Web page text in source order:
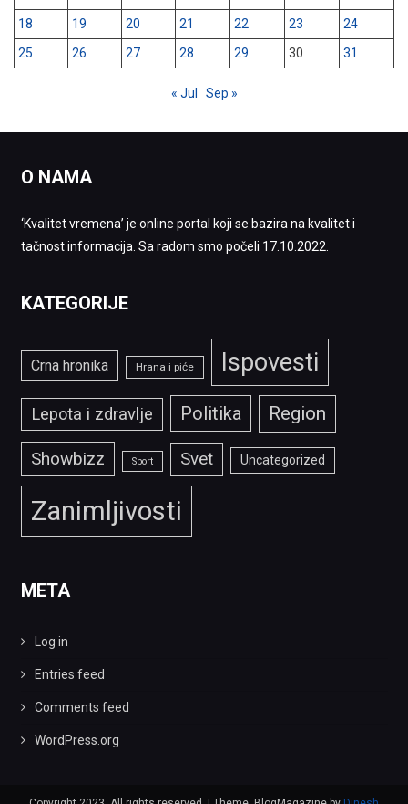
18
19 20 21 22 23
24
25
26 27 28 29 30 31
« Jul Sep »
O NAMA
‘Kvalitet vremena’ je online portal koji se bazira na kvalitet i
tačnost informacija. Sa radom smo počeli 17.10.2022.
KATEGORIJE
Crna hronika Hrana i piće Ispovesti
Lepota i zdravlje Politika Region
Showbizz Sport Svet Uncategorized
Zanimljivosti
META
Log in
Entries feed
Comments feed
WordPress.org